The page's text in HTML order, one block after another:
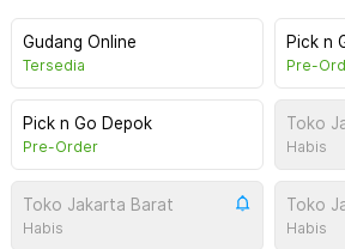
Gudang Online
Tersedia
Pick n
Pre-
Pick n Go Depok
Pre-Order
Toko
Habis
Toko Jakarta Barat
Habis
Toko
Habis